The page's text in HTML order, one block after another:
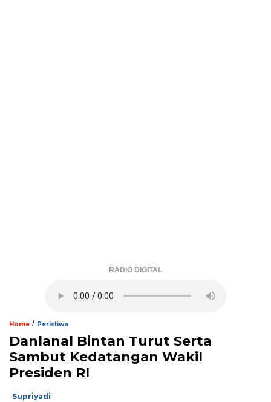
RADIO DIGITAL
Home / Peristiwa
Danlanal Bintan Turut Serta
Sambut Kedatangan Wakil
Presiden RI
Supriyadi